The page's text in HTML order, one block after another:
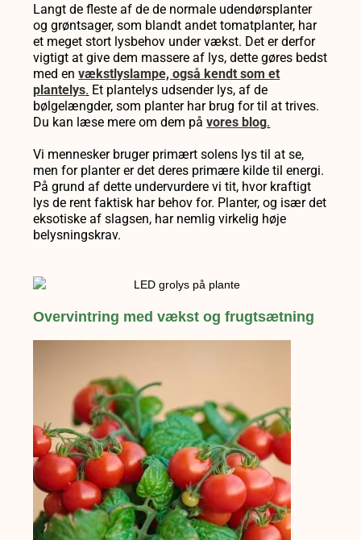
Langt de fleste af de de normale udendørsplanter
og grøntsager, som blandt andet tomatplanter, har
et meget stort lysbehov under vækst. Det er derfor
vigtigt at give dem massere af lys, dette gøres bedst
med envækstlyslampe, også kendt som et
plantelys. Et plantelys udsender lys, af de
bølgelængder, som planter har brug for til at trives.
Du kan læse mere om dem påvores blog.
Vi mennesker bruger primært solens lys til at se,
men for planter er det deres primære kilde til energi.
På grund af dette undervurdere vi tit, hvor kraftigt
lys de rent faktisk har behov for. Planter, og især det
eksotiske af slagsen, har nemlig virkelig høje
belysningskrav.
Overvintring med vækst og frugtsætning